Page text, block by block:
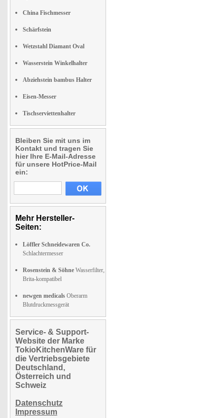
China Fischmesser
Schärfstein
Wetzstahl Diamant Oval
Wasserstein Winkelhalter
Abziehstein bambus Halter
Eisen-Messer
Tischserviettenhalter
Bleiben Sie mit uns im
Kontakt und tragen Sie
hier Ihre E-Mail-Adresse
für unsere HotPrice-Mail
ein:
Mehr Hersteller-
Seiten:
Löffler Schneidewaren Co.
Schlachtermesser
Rosenstein & Söhne Wasserfilter,
Brita-kompatibel
newgen medicals Oberarm
Blutdruckmessgerät
Service- & Support-
Website der Marke
TokioKitchenWare für
die Vertriebsgebiete
Deutschland,
Österreich und
Schweiz
Datenschutz
Impressum